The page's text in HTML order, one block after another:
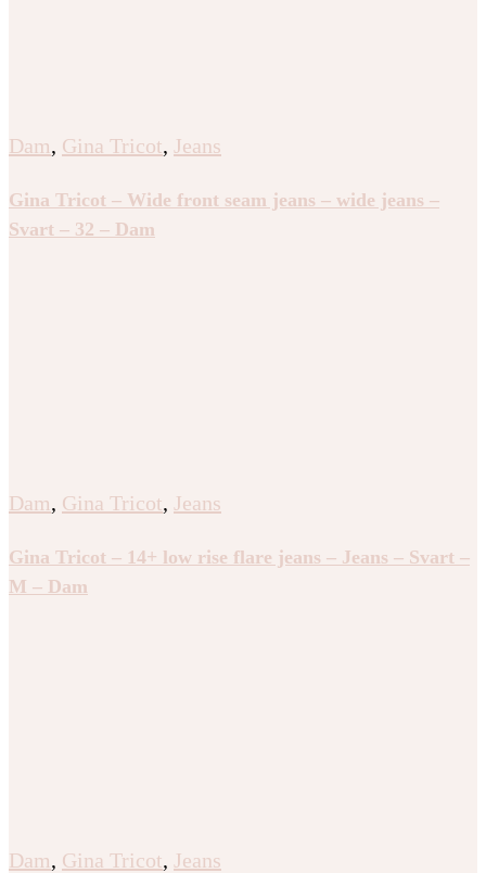
Dam, Gina Tricot, Jeans
Gina Tricot – Wide front seam jeans – wide jeans –
Svart – 32 – Dam
Dam, Gina Tricot, Jeans
Gina Tricot – 14+ low rise flare jeans – Jeans – Svart –
M – Dam
Dam, Gina Tricot, Jeans